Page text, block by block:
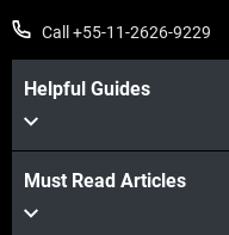
Call +55-11-2626-9229
Helpful Guides
Must Read Articles